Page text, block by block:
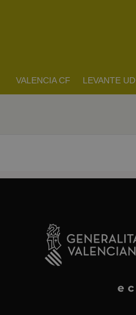
VALENCIA CF LEVANTE UD